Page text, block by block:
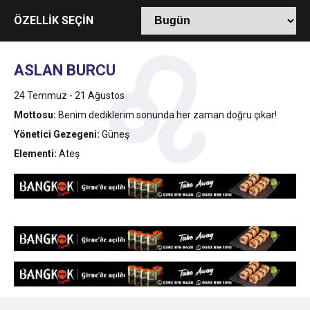
13:49 İran, Hürmüz’de konteyner gemisini hedef aldı
YÜZDE 7.5 İLE 8.5 ARASINDA
20:30 Cumhurbaşkanı Erhürman sergi açılışında
fenalaşarak hastaneye kaldırıldı
ÖZELLİK SEÇİN
ASLAN BURCU
24 Temmuz - 21 Ağustos
Mottosu: Benim dediklerim sonunda her zaman doğru çıkar!
Yönetici Gezegeni: Güneş
Elementi: Ateş